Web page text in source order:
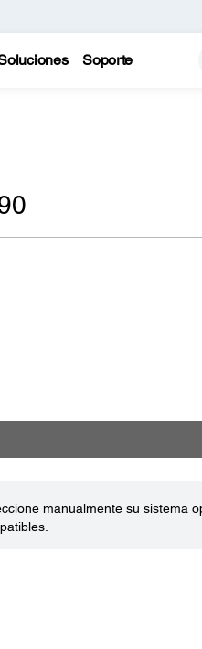
Soporte
manualmente su sistema